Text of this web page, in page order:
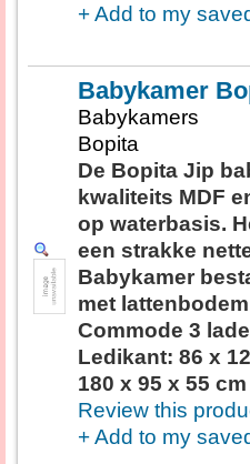
+ Add to my
Babykamer
Babykamers
Bopita
De Bopita Jip
kwaliteits MDF
op waterbasis.
een strakke
Babykamer
met
Commode 3
Ledikant: 86 x
180 x 95 x 55 cm
Review this
+ Add to my